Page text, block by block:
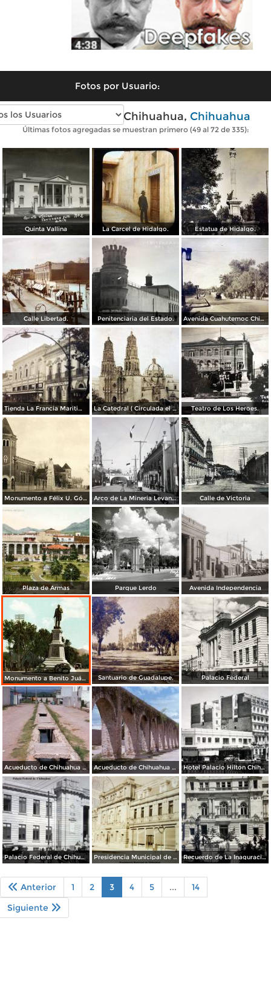
Fotos por Usuario:
Fotos antiguas de Chihuahua, Chihuahua
Últimas fotos agregadas se muestran primero (49 al 72 de 335):
Quinta Vallina La Carcel de Hidalgo. Estatua de Hidalgo.
Calle Libertad. Penitenciaria del Estado. Avenida Cuahutemoc Chihuahua ( Circulada el 16 de Febrero de 1943 ).
Tienda La Francia Maritima. La Catedral ( Circulada el 25 de Mayo 1924 ). Teatro de Los Heroes.
Monumento a Félix U. Gómez Arco de La Mineria Levantado en la calle Victoria en honor a del Gral. Calles ( 16 de Noviembre de 1925 ) Calle de Victoria
Plaza de Armas Parque Lerdo Avenida Independencia
Monumento a Benito Juárez Santuario de Guadalupe. Palacio Federal
Acueducto de Chihuahua (1976) Acueducto de Chihuahua (1976) Hotel Palacio Hilton Chihuahua.
Palacio Federal de Chihuahua. Presidencia Municipal de Chihuahua ( Circulada el 1 de Enero de 1930 ). Recuerdo de La Inaguracion del Palacio Municipal ( 4 de Octubrede 1907 )
Anterior 1 2 3 4 5 ...
14
Siguiente